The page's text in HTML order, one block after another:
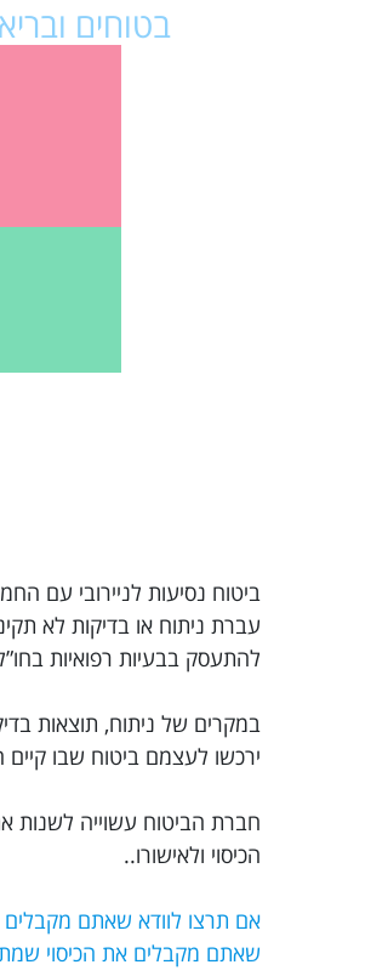
בטוחים
להתעסק בבעיות רפואיות
במקרים של ניתוח, תוצאות
ירכשו לעצמם ביטוח שבו
חברת הביטוח עשוייה לשנות
הכיסוי ולאישורו..
שאתם מקבלים את הכיסוי